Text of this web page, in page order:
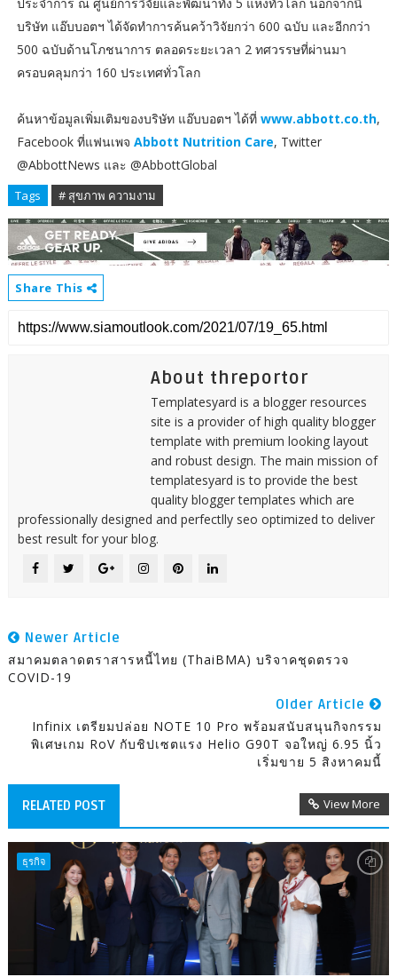
บริษัท แอ๊บบอตฯ ได้จัดทำการค้นคว้าวิจัยกว่า 600 ฉบับ และอีกกว่า
500 ฉบับด้านโภชนาการ ตลอดระยะเวลา 2 ทศวรรษที่ผ่านมา
ครอบคลุมกว่า 160 ประเทศทั่วโลก
ค้นหาข้อมูลเพิ่มเติมของบริษัท แอ๊บบอตฯ ได้ที่www.abbott.co.th,
Facebook ที่แฟนเพจ Abbott Nutrition Care, Twitter
@AbbottNews และ @AbbottGlobal
Tags # สุขภาพ ความงาม
Share This
About threportor
Templatesyard is a blogger resources
site is a provider of high quality blogger
template with premium looking layout
and robust design. The main mission of
templatesyard is to provide the best
quality blogger templates which are
professionally designed and perfectlly seo optimized to deliver
best result for your blog.
Newer Article
สมาคมตลาดตราสารหนี้ไทย (ThaiBMA) บริจาคชุดตรวจ
COVID-19
Older Article
Infinix เตรียมปล่อย NOTE 10 Pro พร้อมสนับสนุนกิจกรรม
พิเศษเกม RoV กับชิปเซตแรง Helio G90T จอใหญ่ 6.95 นิ้ว
เริ่มขาย 5 สิงหาคมนี้
RELATED POST View More
ธุรกิจ